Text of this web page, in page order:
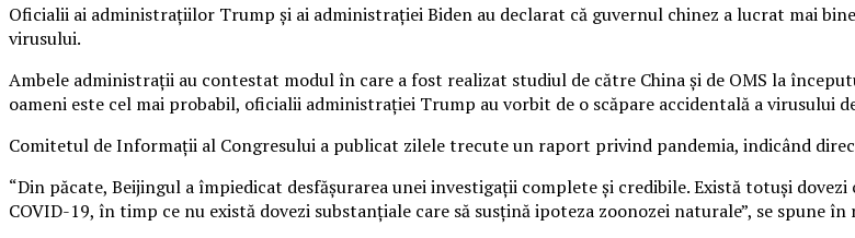
Oficialii ai administrațiilor Trump și ai administrației Biden au declarat că guvernul chinez a lucrat mai
virusului.
Ambele administrații au contestat modul în care a fost realizat studiul de către China și de OMS la
oameni este cel mai probabil, oficialii administrației Trump au vorbit de o scăpare accidentală a virusului
Comitetul de Informații al Congresului a publicat zilele trecute un raport privind pandemia, indicând
“Din păcate, Beijingul a împiedicat desfășurarea unei investigații complete și credibile. Există totuși
COVID-19, în timp ce nu există dovezi substanțiale care să susțină ipoteza zoonozei naturale”, se spune